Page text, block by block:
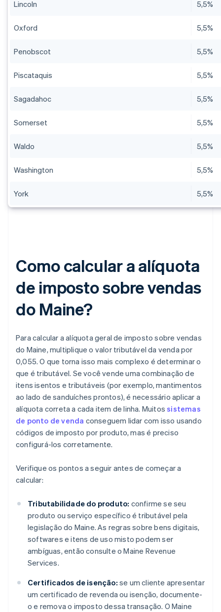
Lincoln 5,5%
Oxford 5,5%
Penobscot 5,5%
Piscataquis 5,5%
Sagadahoc 5,5%
Somerset 5,5%
Waldo 5,5%
Washington 5,5%
York 5,5%
Como calcular a alíquota
de imposto sobre vendas
do Maine?
Para calcular a alíquota geral de imposto sobre vendas
do Maine, multiplique o valor tributável da venda por
0,055. O que torna isso mais complexo é determinar o
que é tributável. Se você vende uma combinação de
itens isentos e tributáveis (por exemplo, mantimentos
ao lado de sanduíches prontos), é necessário aplicar a
alíquota correta a cada item de linha. Muitossistemas
de ponto de venda conseguem lidar com isso usando
códigos de imposto por produto, mas é preciso
configurá-los corretamente.
Verifique os pontos a seguir antes de começar a
calcular:
Tributabilidade do produto: confirme se seu
produto ou serviço específico é tributável pela
legislação do Maine. As regras sobre bens digitais,
softwares e itens de uso misto podem ser
ambíguas, então consulte o Maine Revenue
Services.
Certificados de isenção: se um cliente apresentar
um certificado de revenda ou isenção, documente-
o e remova o imposto dessa transação. O Maine